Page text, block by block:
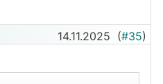
14.11.2025 (#35)